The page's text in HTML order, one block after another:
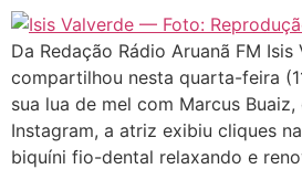
Da Redação Rádio Aruanã FM
compartilhou nesta quarta-feira
sua lua de mel com Marcus
Instagram, a atriz exibiu cliques
biquíni fio-dental relaxando e